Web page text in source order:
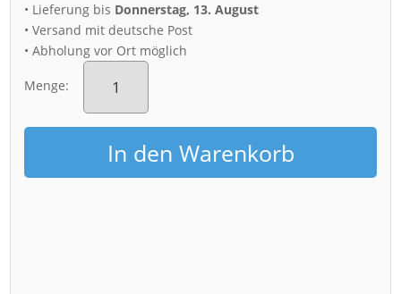
• Lieferung bis Donnerstag, 13. August
• Versand mit deutsche Post
• Abholung vor Ort möglich
Menge:
Fotoabzug
(00082)
Glaskugel
Menge
In den Warenkorb